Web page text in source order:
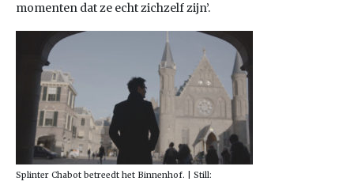
momenten dat ze echt zichzelf zijn’.
Splinter Chabot betreedt het Binnenhof. | Still: